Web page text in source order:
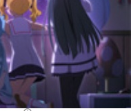
育児
チ